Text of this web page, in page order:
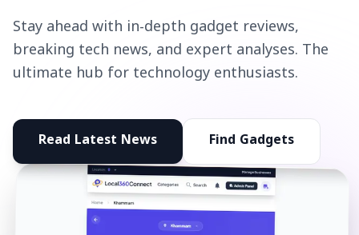
Stay ahead with in-depth gadget reviews,
breaking tech news, and expert analyses. The
ultimate hub for technology enthusiasts.
Read Latest News Find Gadgets